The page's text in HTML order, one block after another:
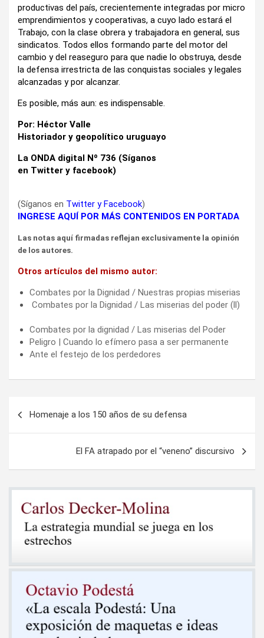
productivas del país, crecientemente integradas por micro
emprendimientos y cooperativas, a cuyo lado estará el
Trabajo, con la clase obrera y trabajadora en general, sus
sindicatos. Todos ellos formando parte del motor del
cambio y del reaseguro para que nadie lo obstruya, desde
la defensa irrestricta de las conquistas sociales y legales
alcanzadas y por alcanzar.
Es posible, más aun: es indispensable.
Por: Héctor Valle
Historiador y geopolítico uruguayo
La ONDA digital Nº 736 (Síganos
en Twitter y facebook)
(Síganos en Twitter yFacebook)
INGRESE AQUÍ POR MÁS CONTENIDOS EN PORTADA
Las notas aquí firmadas reflejan exclusivamente la opinión
de los autores.
Otros artículos del mismo autor:
Combates por la Dignidad / Nuestras propias miserias
Combates por la Dignidad / Las miserias del poder (ll)
Combates por la dignidad / Las miserias del Poder
Peligro | Cuando lo efímero pasa a ser permanente
Ante el festejo de los perdedores
Homenaje a los 150 años de su defensa
El FA atrapado por el “veneno” discursivo